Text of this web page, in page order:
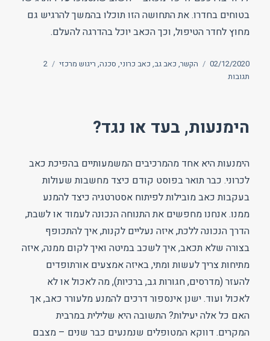
בטוחים בחדרו. את התחושה הזו תוכלו בהמשך להרגיש גם
מחוץ לחדר הטיפול, וכך הכאב יוכל בהדרגה להעלם.
פורסם
בתאריך
02/12/2020 תגיות
הקשר, כאב גב, כאב כרוני, סכנה, ריגוש מרכזי
2
תגובותעל
הימנעות, בעד או נגד?
הימנעות היא אחד מהמרכיבים המשמעותיים בהפיכת כאב
לכרוני. כבר תואר בפוסט קודם כיצד מחשבות שעולות
בעקבות כאב מובילות לפיתוח אסטרטגיה כיצד להמנע
ממנו. אנחנו מחפשים את התנוחה הנכונה לעמוד או לשבת,
הדרך הנכונה ללכת, איזה נעליים לקנות, איך להתכופף
בצורה שלא תכאב, איך לשכב במיטה ואיך לקום ממנה, איזה
מתיחות צריך לעשות ומתי, באיזה אמצעים אורתופדים
להעזר (מדרסים, חגורות גב, ברכיות), מה לאכול או לא
לאכול ועוד. ישנן אינספור דרכים להמנע מלעורר כאב, אך
האם כל אלה יעילות? התשובה היא שלילית במרבית
המקרים. דווקא המטופלים שנמנעים כבר שנים – מצבם